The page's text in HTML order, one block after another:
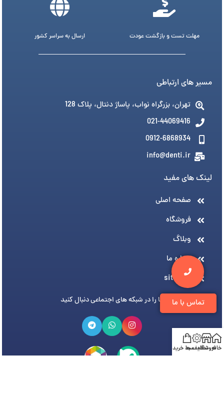
تماس با ما
مهلت تست و بازگشت عودت ارسال به سراسر کشور
مسیر های ارتباطی
تهران، بزرگراه نواب، پاساژ دنتال، پلاک 128
021-44069416
0912-6868934
info@denti.ir
لینک های مفید
صفحه اصلی
فروشگاه
وبلاگ
درباره ما
sitemap
ما را در شبکه های اجتماعی دنبال کنید
خانهفروشگاه
تخفیف هاسبد خرید